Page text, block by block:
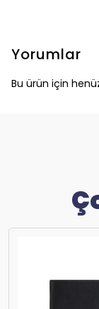
Yorumlar
Bu ürün için